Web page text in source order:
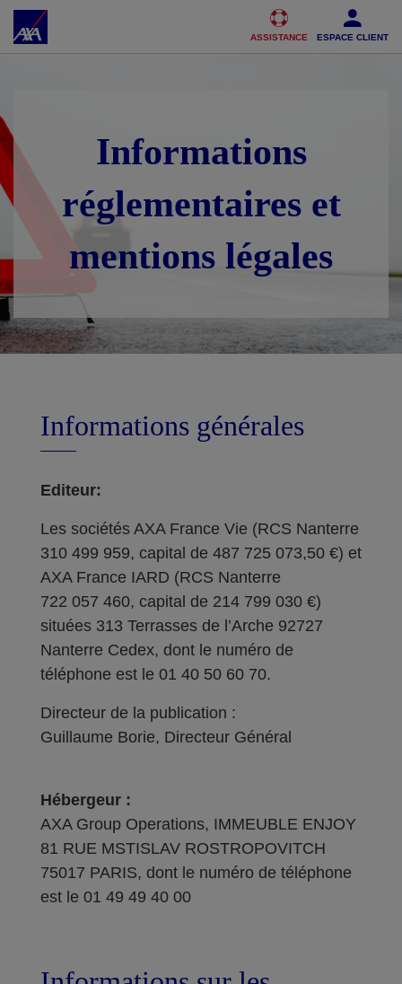
Accéder au Contenu Accéder au Pied de page
ASSISTANCE ESPACE CLIENT
Informations
réglementaires et
mentions légales
Informations générales
Editeur:
Les sociétés AXA France Vie (RCS Nanterre
310 499 959, capital de 487 725 073,50 €) et
AXA France IARD (RCS Nanterre
722 057 460, capital de 214 799 030 €)
situées 313 Terrasses de l’Arche 92727
Nanterre Cedex, dont le numéro de
téléphone est le 01 40 50 60 70.
Directeur de la publication :
Guillaume Borie, Directeur Général
Hébergeur :
AXA Group Operations, IMMEUBLE ENJOY
81 RUE MSTISLAV ROSTROPOVITCH
75017 PARIS, dont le numéro de téléphone
est le 01 49 49 40 00